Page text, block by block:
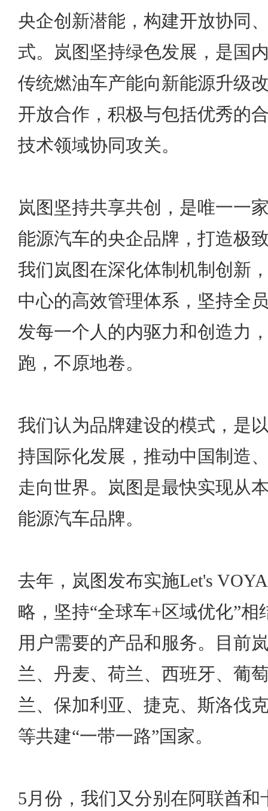
央企创新潜能，构建开放协同
式。岚图坚持绿色发展，是国
传统燃油车产能向新能源升级
开放合作，积极与包括优秀的
技术领域协同攻关。
岚图坚持共享共创，是唯一一
能源汽车的央企品牌，打造极
我们岚图在深化体制机制创新
中心的高效管理体系，坚持全
发每一个人的内驱力和创造力
跑，不原地卷。
我们认为品牌建设的模式，是
持国际化发展，推动中国制造
走向世界。岚图是最快实现从
能源汽车品牌。
去年，岚图发布实施Let's
略，坚持“全球车+区域优化”
用户需要的产品和服务。目前
兰、丹麦、荷兰、西班牙、葡
兰、保加利亚、捷克、斯洛伐
等共建“一带一路”国家。
5月份，我们又分别在阿联酋